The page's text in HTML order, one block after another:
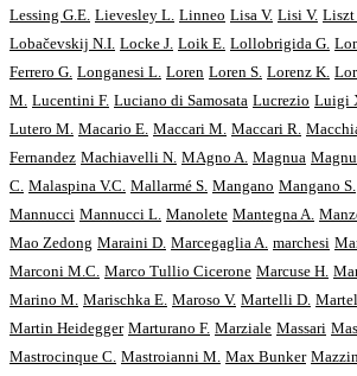
Lessing G.E. Lievesley L. Linneo Lisa V. Lisi V. Liszt
Lobačevskij N.I. Locke J. Loik E. Lollobrigida G.
Ferrero G. Longanesi L. Loren Loren S. Lorenz K.
M. Lucentini F. Luciano di Samosata Lucrezio Luigi
Lutero M. Macario E. Maccari M. Maccari R.
Fernandez Machiavelli N. MAgno A. Magnua
C. Malaspina V.C. Mallarmé S. Mangano Mangano S.
Mannucci Mannucci L. Manolete Mantegna A.
Mao Zedong Maraini D. Marcegaglia A. marchesi
Marconi M.C. Marco Tullio Cicerone Marcuse H.
Marino M. Marischka E. Maroso V. Martelli D.
Martin Heidegger Marturano F. Marziale Massari
Mastrocinque C. Mastroianni M. Max Bunker